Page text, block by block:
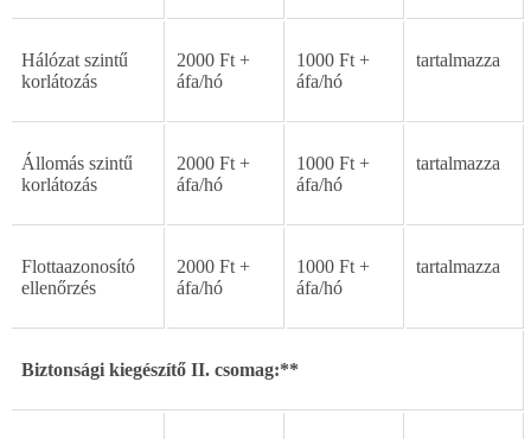
Hálózat szintű
korlátozás
2000 Ft +
áfa/hó
1000 Ft +
áfa/hó
tartalmazza
Állomás szintű
korlátozás
2000 Ft +
áfa/hó
1000 Ft +
áfa/hó
tartalmazza
Flottaazonosító
ellenőrzés
2000 Ft +
áfa/hó
1000 Ft +
áfa/hó
tartalmazza
Biztonsági kiegészítő II. csomag:**